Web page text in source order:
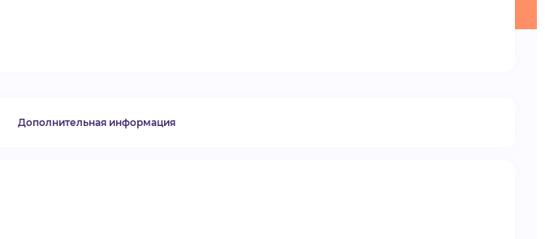
Дополнительная информация